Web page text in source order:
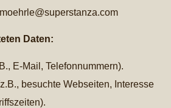
Daten:
E-Mail, Telefonnummern).
besuchte Webseiten, Interesse